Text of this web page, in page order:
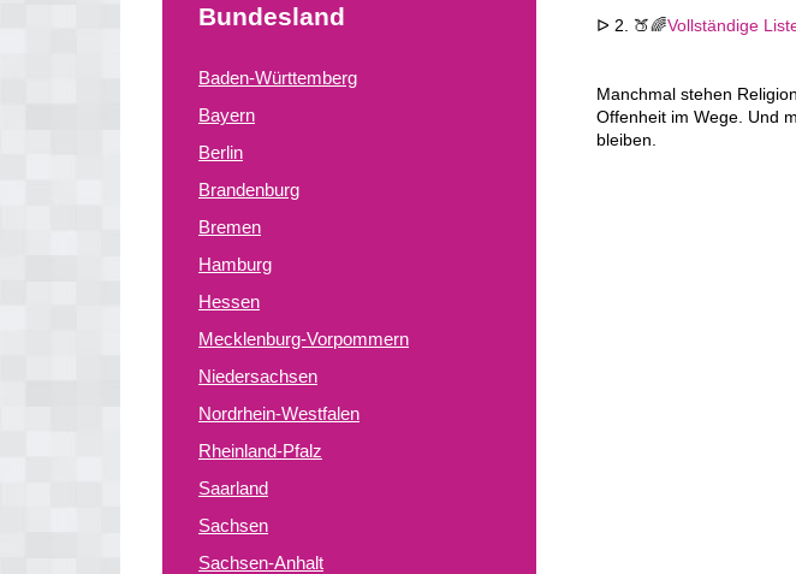
Bundesland
Baden-Württemberg
Bayern
Berlin
Brandenburg
Bremen
Hamburg
Hessen
Mecklenburg-Vorpommern
Niedersachsen
Nordrhein-Westfalen
Rheinland-Pfalz
Saarland
Sachsen
Sachsen-Anhalt
ᐅ 2. 🍑🌈Vollständige
Manchmal stehen
Offenheit im Wege. Und
bleiben.